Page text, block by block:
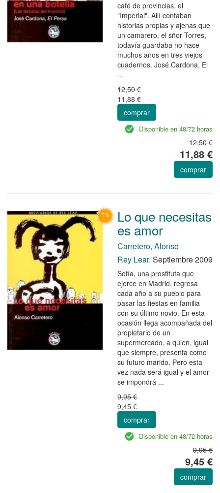
café de provincias, el
"Imperial". Allí contaban
historias propias y ajenas que
un camarero, el sñor Torres,
todavía guardaba no hace
muchos años en tres viejos
cuadernos. José Cardona, El
...
12,50 €
11,88 €
comprar
Disponible en 48/72 horas
12,50 €
11,88 €
comprar
Lo que necesitas
es amor
Carretero, Alonso
Rey Lear. Septiembre 2009
Sofía, una prostituta que
ejerce en Madrid, regresa
cada año a su pueblo para
pasar las fiestas en familia
con su último novio. En esta
ocasión llega acompañada del
propietario de un
supermercado, a quien, igual
que siempre, presenta como
su futuro marido. Pero esta
vez nada será igual y el amor
se impondrá ...
9,95 €
9,45 €
comprar
Disponible en 48/72 horas
9,95 €
9,45 €
comprar